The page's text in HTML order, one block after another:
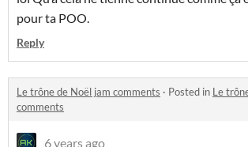
pour ta POO.
Reply
Le trône de Noël jam comments · Posted in Le
comments
6 years ago